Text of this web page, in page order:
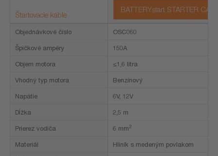
Štartovacie káble
BATTERYstart STARTER
Objednávkové číslo OSC060
Špičkové ampéry 150A
Objem motora ≤1,6 litra
Vhodný typ motora Benzínový
Napätie 6V, 12V
Dĺžka 2,5 m
Prierez vodiča 6 mm2
Materiál Hliník s medeným povlakom